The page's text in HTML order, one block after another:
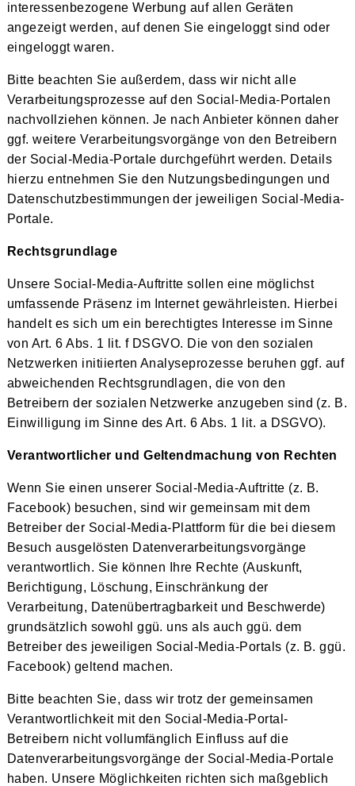
interessenbezogene Werbung auf allen Geräten
angezeigt werden, auf denen Sie eingeloggt sind oder
eingeloggt waren.
Bitte beachten Sie außerdem, dass wir nicht alle
Verarbeitungsprozesse auf den Social-Media-Portalen
nachvollziehen können. Je nach Anbieter können daher
ggf. weitere Verarbeitungsvorgänge von den Betreibern
der Social-Media-Portale durchgeführt werden. Details
hierzu entnehmen Sie den Nutzungsbedingungen und
Datenschutzbestimmungen der jeweiligen Social-Media-
Portale.
Rechtsgrundlage
Unsere Social-Media-Auftritte sollen eine möglichst
umfassende Präsenz im Internet gewährleisten. Hierbei
handelt es sich um ein berechtigtes Interesse im Sinne
von Art. 6 Abs. 1 lit. f DSGVO. Die von den sozialen
Netzwerken initiierten Analyseprozesse beruhen ggf. auf
abweichenden Rechtsgrundlagen, die von den
Betreibern der sozialen Netzwerke anzugeben sind (z. B.
Einwilligung im Sinne des Art. 6 Abs. 1 lit. a DSGVO).
Verantwortlicher und Geltendmachung von Rechten
Wenn Sie einen unserer Social-Media-Auftritte (z. B.
Facebook) besuchen, sind wir gemeinsam mit dem
Betreiber der Social-Media-Plattform für die bei diesem
Besuch ausgelösten Datenverarbeitungsvorgänge
verantwortlich. Sie können Ihre Rechte (Auskunft,
Berichtigung, Löschung, Einschränkung der
Verarbeitung, Datenübertragbarkeit und Beschwerde)
grundsätzlich sowohl ggü. uns als auch ggü. dem
Betreiber des jeweiligen Social-Media-Portals (z. B. ggü.
Facebook) geltend machen.
Bitte beachten Sie, dass wir trotz der gemeinsamen
Verantwortlichkeit mit den Social-Media-Portal-
Betreibern nicht vollumfänglich Einfluss auf die
Datenverarbeitungsvorgänge der Social-Media-Portale
haben. Unsere Möglichkeiten richten sich maßgeblich